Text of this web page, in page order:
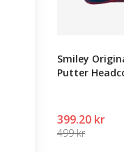
Smiley
Putter
399.20 kr
499 kr